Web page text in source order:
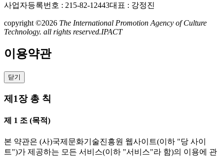
사업자등록번호 : 215-82-12443대표 : 강정진
copyright ©2026 The International Promotion Agency of Culture
Technology. all rights reserved.IPACT
이용약관
닫기
제1장 총 칙
제 1 조 (목적)
본 약관은 (사)국제문화기술진흥원 웹사이트(이하 "당 사이
트")가 제공하는 모든 서비스(이하 "서비스"라 함)의 이용에 관